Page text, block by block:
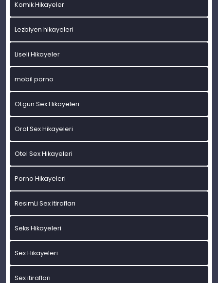
Komik Hikayeler
Lezbiyen hikayeleri
Liseli Hikayeler
mobil porno
OLgun Sex Hikayeleri
Oral Sex Hikayeleri
Otel Sex Hikayeleri
Porno Hikayeleri
ResimLi Sex itirafları
Seks Hikayeleri
Sex Hikayeleri
Sex itirafları